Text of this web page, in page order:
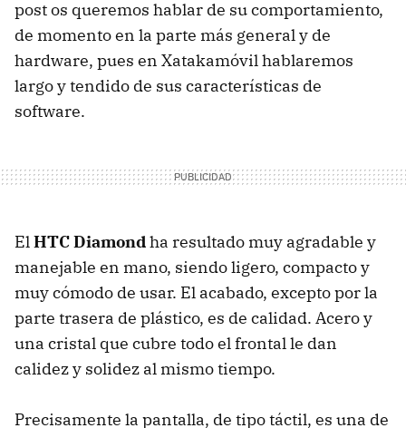
post os queremos hablar de su comportamiento,
de momento en la parte más general y de
hardware, pues en Xatakamóvil hablaremos
largo y tendido de sus características de
software.
ElHTC Diamondha resultado muy agradable y
manejable en mano, siendo ligero, compacto y
muy cómodo de usar. El acabado, excepto por la
parte trasera de plástico, es de calidad. Acero y
una cristal que cubre todo el frontal le dan
calidez y solidez al mismo tiempo.
Precisamente la pantalla, de tipo táctil, es una de